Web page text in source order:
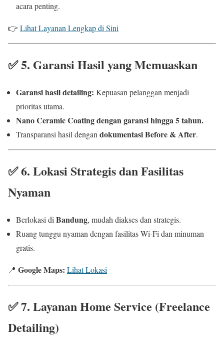
acara penting.
👉 Lihat Layanan Lengkap di Sini
✅5. Garansi Hasil yang Memuaskan
Garansi hasil detailing: Kepuasan pelanggan menjadi
prioritas utama.
Nano Ceramic Coating dengan garansi hingga 5 tahun.
Transparansi hasil dengan dokumentasi Before & After.
✅6. Lokasi Strategis dan Fasilitas
Nyaman
Berlokasi di Bandung, mudah diakses dan strategis.
Ruang tunggu nyaman dengan fasilitas Wi-Fi dan minuman
gratis.
📍 Google Maps: Lihat Lokasi
✅7. Layanan Home Service (Freelance
Detailing)